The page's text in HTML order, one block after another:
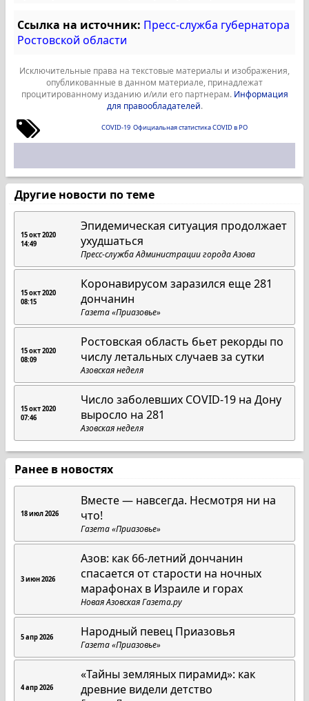
Ссылка на источник: Пресс-служба губернатора
Ростовской области
Исключительные права на текстовые материалы и изображения,
опубликованные в данном материале, принадлежат
процитированному изданию и/или его партнерам. Информация
для правообладателей.
COVID-19 Официальная статистика COVID в РО
Другие новости по теме
15 окт 2020
14:49
Эпидемическая ситуация продолжает
ухудшаться
Пресс-служба Администрации города Азова
15 окт 2020
08:15
Коронавирусом заразился еще 281
дончанин
Газета «Приазовье»
15 окт 2020
08:09
Ростовская область бьет рекорды по
числу летальных случаев за сутки
Азовская неделя
15 окт 2020
07:46
Число заболевших COVID-19 на Дону
выросло на 281
Азовская неделя
Ранее в новостях
18 июл 2026
Вместе — навсегда. Несмотря ни на
что!
Газета «Приазовье»
3 июн 2026
Азов: как 66-летний дончанин
спасается от старости на ночных
марафонах в Израиле и горах
Новая Азовская Газета.ру
5 апр 2026 Народный певец Приазовья
Газета «Приазовье»
4 апр 2026
«Тайны земляных пирамид»: как
древние видели детство